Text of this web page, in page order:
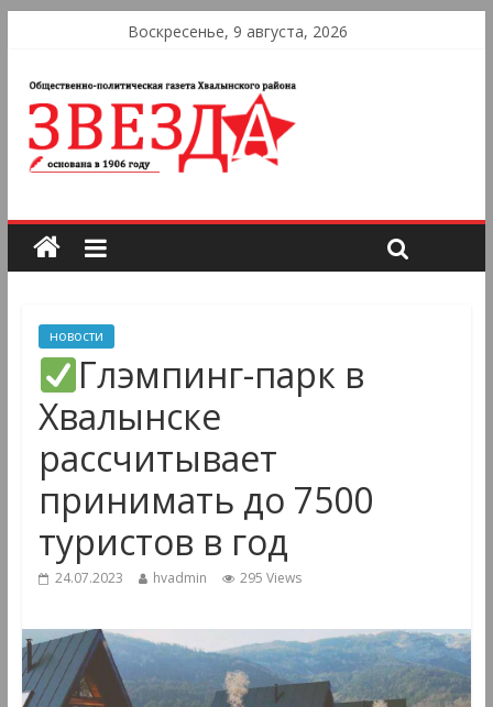
Воскресенье, 9 августа, 2026
новости
Глэмпинг-парк в
Хвалынске
рассчитывает
принимать до 7500
туристов в год
24.07.2023 hvadmin 295 Views